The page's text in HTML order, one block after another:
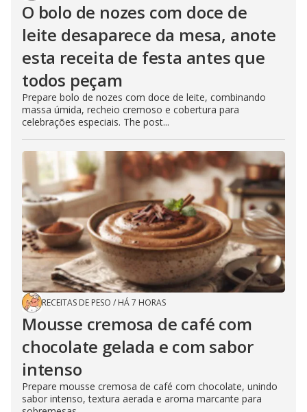
O bolo de nozes com doce de
leite desaparece da mesa, anote
esta receita de festa antes que
todos peçam
Prepare bolo de nozes com doce de leite, combinando
massa úmida, recheio cremoso e cobertura para
celebrações especiais. The post...
RECEITAS DE PESO / HÁ 7 HORAS
Mousse cremosa de café com
chocolate gelada e com sabor
intenso
Prepare mousse cremosa de café com chocolate, unindo
sabor intenso, textura aerada e aroma marcante para